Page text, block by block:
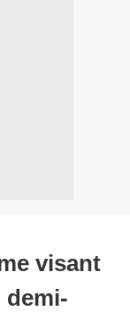
visant
demi-